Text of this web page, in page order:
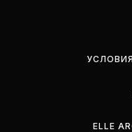
ELLE